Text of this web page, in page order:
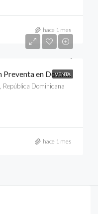
hace 1 mes
VENTA
Proyecto de Apartamentos en Preventa en Downtown, Punta Cana
República Dominicana
hace 1 mes